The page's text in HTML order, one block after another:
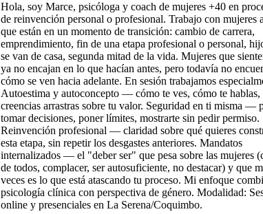
Hola, soy Marce, psicóloga y coach de mujeres +40 en
de reinvención personal o profesional. Trabajo con mujeres
que están en un momento de transición: cambio de carrera,
emprendimiento, fin de una etapa profesional o personal,
se van de casa, segunda mitad de la vida. Mujeres que
ya no encajan en lo que hacían antes, pero todavía no
cómo se ven hacia adelante. En sesión trabajamos
Autoestima y autoconcepto — cómo te ves, cómo te hablas,
creencias arrastras sobre tu valor. Seguridad en ti misma —
tomar decisiones, poner límites, mostrarte sin pedir permiso.
Reinvención profesional — claridad sobre qué quieres
esta etapa, sin repetir los desgastes anteriores. Mandatos
internalizados — el "deber ser" que pesa sobre las mujeres
de todos, complacer, ser autosuficiente, no destacar) y que
veces es lo que está atascando tu proceso. Mi enfoque
psicología clínica con perspectiva de género. Modalidad:
online y presenciales en La Serena/Coquimbo.